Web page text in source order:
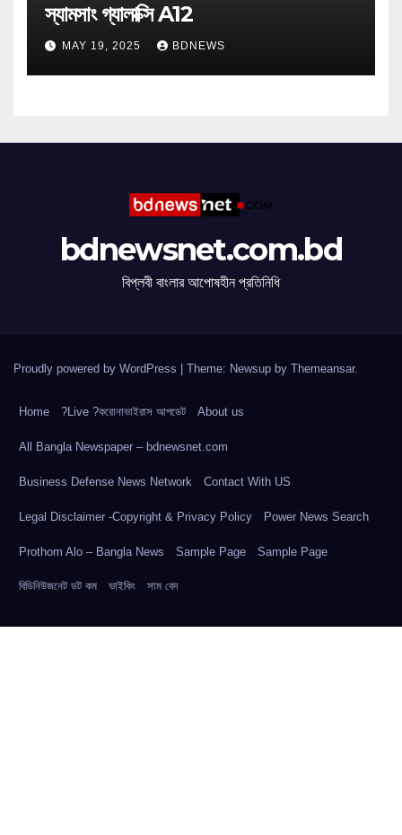
স্যামসাং গ্যালাক্সি A12
MAY 19, 2025 BDNEWS
bdnewsnet.com.bd
বিপ্লবী বাংলার আপোষহীন প্রতিনিধি
Proudly powered by WordPress Theme: Newsup by Themeansar.
Home ?Live ?করোনাভাইরাস আপডেট About us
All Bangla Newspaper – bdnewsnet.com
Business Defense News Network Contact With US
Legal Disclaimer -Copyright & Privacy Policy Power News Search
Prothom Alo – Bangla News Sample Page Sample Page
বিডিনিউজনেট ডট কম ভাইকিং সাম বেদ